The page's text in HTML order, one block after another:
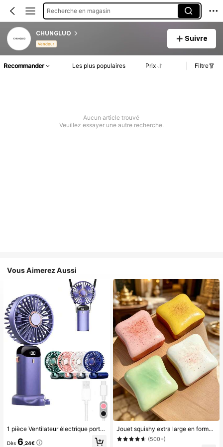
Recherche en magasin
CHUNGLUO
Vendeur
Suivre
Recommander Les plus populaires Prix Filtre
Aucun article trouvé
Veuillez essayer une autre recherche.
Vous Aimerez Aussi
1 pièce Ventilateur électrique portable mini, ventilateur portable rechargeable USB, ventilateur de cou, ventilateur USB, 5 réglages de vitesse, avec affichage numérique et cordon, ventilateur portable, ventilateur turbo, ventilateur de maquillage pour femmes, convient pour le bureau, le dortoir étudiant, 800mAh, voyage
Dès 6 ,24€
Jouet squishy extra large en forme de toast, jouet anti-stress super doux en beurre de toast, disponible en rose, jaune, blanc et vert, jouet squishy anti-stress -- parfait pour les cadeaux d'anniversaire et de fête, petits cadeaux surprises quotidiens, kawaii, booste l'humeur
(500+)